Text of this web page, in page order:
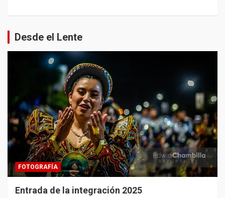
Desde el Lente
FOTOGRAFÍA
Entrada de la integración 2025